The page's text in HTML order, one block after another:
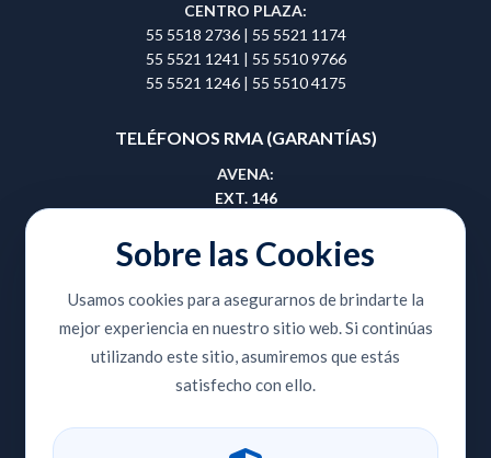
CENTRO PLAZA:
55 5518 2736| 55 5521 1174
55 5521 1241 | 55 5510 9766
55 5521 1246 | 55 5510 4175
TELÉFONOS RMA (GARANTÍAS)
AVENA:
EXT. 146
EXT. 414
33 3810 9353|33 3810 8420
CENTRO PLAZA:
Sobre las Cookies
Usamos cookies para asegurarnos de brindarte la
mejor experiencia en nuestro sitio web. Si continúas
utilizando este sitio, asumiremos que estás
satisfecho con ello.